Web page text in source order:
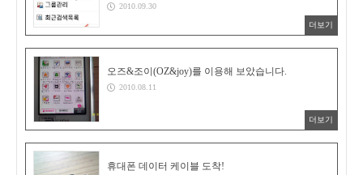
2010.09.30
더보기
오즈&조이(OZ&joy)를 이용해 보았습니다.
2010.08.11
더보기
휴대폰 데이터 케이블 도착!